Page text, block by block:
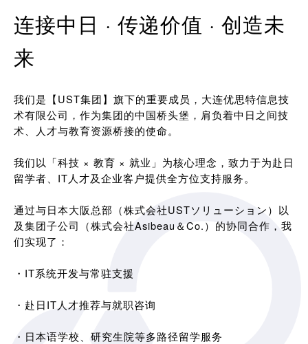
连接中日 · 传递价值 · 创造未
来
我们是【UST集团】旗下的重要成员，大连优思特信息技
术有限公司，作为集团的中国桥头堡，肩负着中日之间技
术、人才与教育资源桥接的使命。
我们以「科技 × 教育 × 就业」为核心理念，致力于为赴日
留学者、IT人才及企业客户提供全方位支持服务。
通过与日本大阪总部（株式会社USTソリューション）以
及集团子公司（株式会社Asibeau＆Co.）的协同合作，我
们实现了：
・IT系统开发与常驻支援
・赴日IT人才推荐与就职咨询
・日本语学校、研究生院等多路径留学服务